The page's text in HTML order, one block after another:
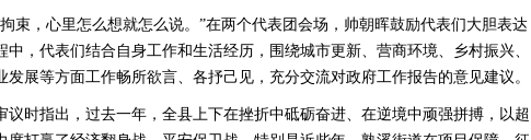
束，心里怎么想就怎么说。”在两个代表团会场，帅朝晖鼓励代表们大胆表达
中，代表们结合自身工作和生活经历，围绕城市更新、营商环境、乡村振兴、
发展等方面工作畅所欲言、各抒己见，充分交流对政府工作报告的意见建议。
议时指出，过去一年，全县上下在挫折中砥砺奋进、在逆境中顽强拼搏，以超